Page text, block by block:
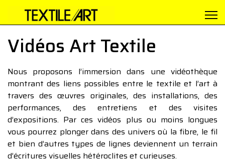
Vidéos Art Textile
Nous proposons l’immersion dans une vidéothèque
montrant des liens possibles entre le textile et l’art à
travers des œuvres originales, des installations, des
performances, des entretiens et des visites
d’expositions. Par ces vidéos plus ou moins longues
vous pourrez plonger dans des univers où la fibre, le fil
et bien d’autres types de lignes deviennent un terrain
d’écritures visuelles hétéroclites et curieuses.